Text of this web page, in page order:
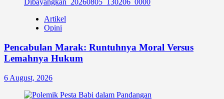
Artikel
Opini
Pencabulan Marak: Runtuhnya Moral Versus
Lemahnya Hukum
6 August, 2026